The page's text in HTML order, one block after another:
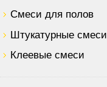
Смеси для полов
Штукатурные смеси
Клеевые смеси